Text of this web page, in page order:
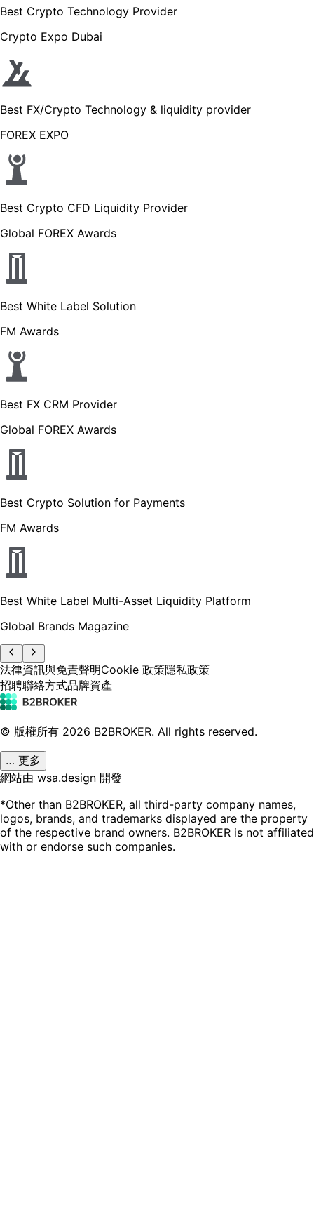
Best Crypto Technology Provider
Crypto Expo Dubai
Best FX/Crypto Technology & liquidity provider
FOREX EXPO
Best Crypto CFD Liquidity Provider
Global FOREX Awards
Best White Label Solution
FM Awards
Best FX CRM Provider
Global FOREX Awards
Best Crypto Solution for Payments
FM Awards
Best White Label Multi-Asset Liquidity Platform
Global Brands Magazine
法律資訊與免責聲明Cookie 政策隱私政策
招聘聯絡方式品牌資產
© 版權所有 2026 B2BROKER. All rights reserved.
… 更多
網站由 wsa.design 開發
*Other than B2BROKER, all third-party company names,
logos, brands, and trademarks displayed are the property
of the respective brand owners. B2BROKER is not affiliated
with or endorse such companies.